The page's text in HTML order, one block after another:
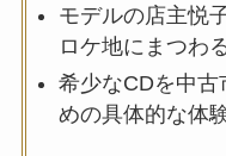
モデルの店主悦
ロケ地にまつわ
希少なCDを中古
めの具体的な体